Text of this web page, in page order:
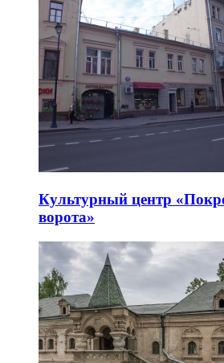
Культурный центр
ворота»